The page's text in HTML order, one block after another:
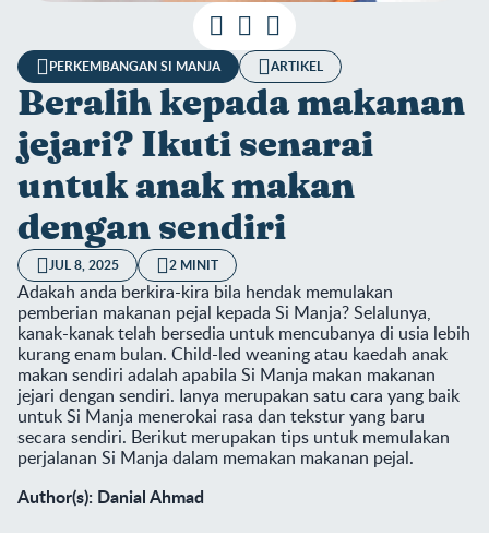
PERKEMBANGAN SI MANJA ARTIKEL
Beralih kepada makanan
jejari? Ikuti senarai
untuk anak makan
dengan sendiri
JUL 8, 2025 2 MINIT
Adakah anda berkira-kira bila hendak memulakan
pemberian makanan pejal kepada Si Manja? Selalunya,
kanak-kanak telah bersedia untuk mencubanya di usia lebih
kurang enam bulan. Child-led weaning atau kaedah anak
makan sendiri adalah apabila Si Manja makan makanan
jejari dengan sendiri. Ianya merupakan satu cara yang baik
untuk Si Manja menerokai rasa dan tekstur yang baru
secara sendiri. Berikut merupakan tips untuk memulakan
perjalanan Si Manja dalam memakan makanan pejal.
Author(s): Danial Ahmad